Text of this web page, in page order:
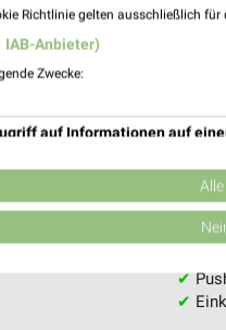
Alle alldrink Angebote
✔
✔
Richtlinie gelten ausschließlich für
IAB-Anbieter)
Zwecke:
auf Informationen auf
Daten zur Auswahl von
für personalisierte Werbung
zur Personalisierung von